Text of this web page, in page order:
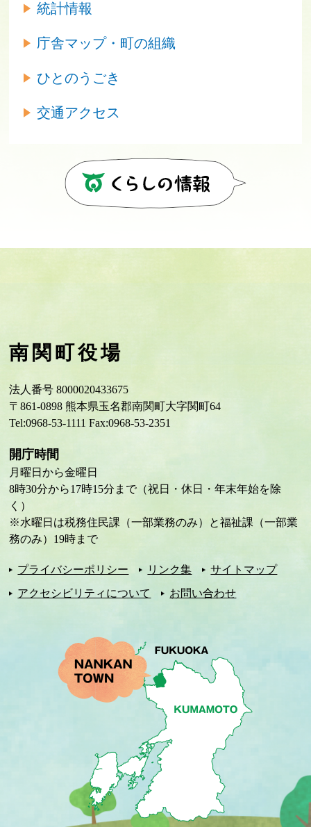
統計情報
庁舎マップ・町の組織
ひとのうごき
交通アクセス
南関町役場
法人番号 8000020433675
〒861-0898 熊本県玉名郡南関町大字関町64
Tel:0968-53-1111 Fax:0968-53-2351
開庁時間
月曜日から金曜日
8時30分から17時15分まで（祝日・休日・年末年始を除
く）
※水曜日は税務住民課（一部業務のみ）と福祉課（一部業
務のみ）19時まで
プライバシーポリシー リンク集
サイトマップ
アクセシビリティについて
お問い合わせ